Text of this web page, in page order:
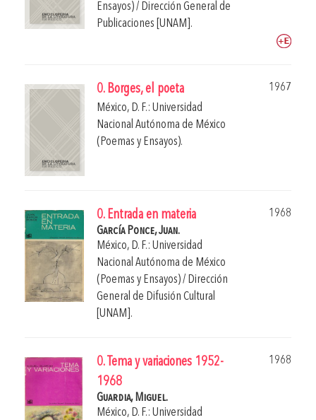
Ensayos) / Dirección General de
Publicaciones [UNAM].
0. Borges, el poeta
1967
México, D. F.: Universidad
Nacional Autónoma de México
(Poemas y Ensayos).
0. Entrada en materia
1968
García Ponce, Juan.
México, D. F.: Universidad
Nacional Autónoma de México
(Poemas y Ensayos) / Dirección
General de Difusión Cultural
[UNAM].
0. Tema y variaciones 1952-
1968
1968
Guardia, Miguel.
México, D. F.: Universidad